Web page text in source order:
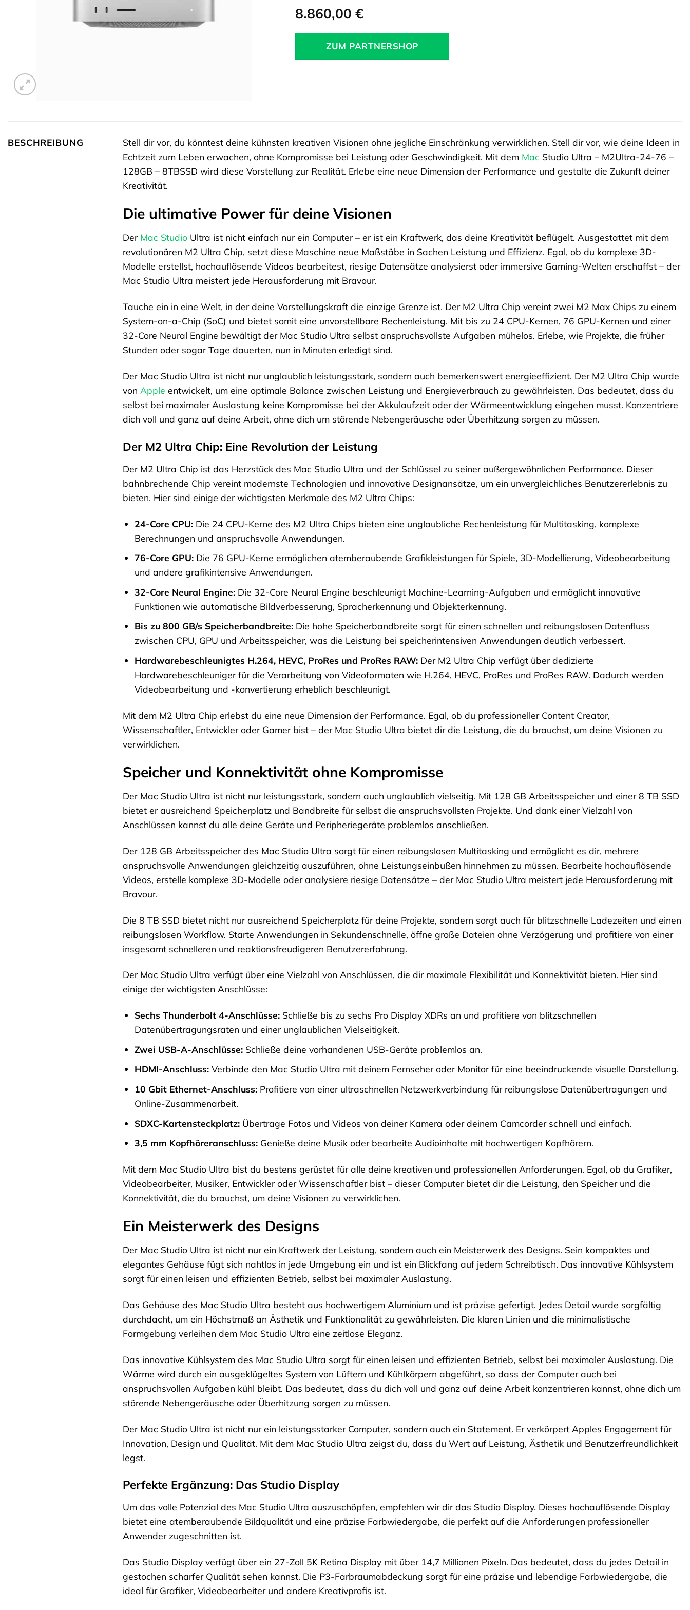
8.860,00 €
ZUM PARTNERSHOP
BESCHREIBUNG
Stell dir vor, du könntest deine kühnsten kreativen Visionen ohne jegliche Einschränkung verwirklichen. Stell dir vor, wie deine Ideen in
Echtzeit zum Leben erwachen, ohne Kompromisse bei Leistung oder Geschwindigkeit. Mit dem Mac Studio Ultra – M2Ultra-24-76 –
128GB – 8TBSSD wird diese Vorstellung zur Realität. Erlebe eine neue Dimension der Performance und gestalte die Zukunft deiner
Kreativität.
Die ultimative Power für deine Visionen
Der Mac Studio Ultra ist nicht einfach nur ein Computer – er ist ein Kraftwerk, das deine Kreativität beflügelt. Ausgestattet mit dem
revolutionären M2 Ultra Chip, setzt diese Maschine neue Maßstäbe in Sachen Leistung und Effizienz. Egal, ob du komplexe 3D-
Modelle erstellst, hochauflösende Videos bearbeitest, riesige Datensätze analysierst oder immersive Gaming-Welten erschaffst – der
Mac Studio Ultra meistert jede Herausforderung mit Bravour.
Tauche ein in eine Welt, in der deine Vorstellungskraft die einzige Grenze ist. Der M2 Ultra Chip vereint zwei M2 Max Chips zu einem
System-on-a-Chip (SoC) und bietet somit eine unvorstellbare Rechenleistung. Mit bis zu 24 CPU-Kernen, 76 GPU-Kernen und einer
32-Core Neural Engine bewältigt der Mac Studio Ultra selbst anspruchsvollste Aufgaben mühelos. Erlebe, wie Projekte, die früher
Stunden oder sogar Tage dauerten, nun in Minuten erledigt sind.
Der Mac Studio Ultra ist nicht nur unglaublich leistungsstark, sondern auch bemerkenswert energieeffizient. Der M2 Ultra Chip wurde
von Apple entwickelt, um eine optimale Balance zwischen Leistung und Energieverbrauch zu gewährleisten. Das bedeutet, dass du
selbst bei maximaler Auslastung keine Kompromisse bei der Akkulaufzeit oder der Wärmeentwicklung eingehen musst. Konzentriere
dich voll und ganz auf deine Arbeit, ohne dich um störende Nebengeräusche oder Überhitzung sorgen zu müssen.
Der M2 Ultra Chip: Eine Revolution der Leistung
Der M2 Ultra Chip ist das Herzstück des Mac Studio Ultra und der Schlüssel zu seiner außergewöhnlichen Performance. Dieser
bahnbrechende Chip vereint modernste Technologien und innovative Designansätze, um ein unvergleichliches Benutzererlebnis zu
bieten. Hier sind einige der wichtigsten Merkmale des M2 Ultra Chips:
24-Core CPU:Die 24 CPU-Kerne des M2 Ultra Chips bieten eine unglaubliche Rechenleistung für Multitasking, komplexe
Berechnungen und anspruchsvolle Anwendungen.
76-Core GPU:Die 76 GPU-Kerne ermöglichen atemberaubende Grafikleistungen für Spiele, 3D-Modellierung, Videobearbeitung
und andere grafikintensive Anwendungen.
32-Core Neural Engine:Die 32-Core Neural Engine beschleunigt Machine-Learning-Aufgaben und ermöglicht innovative
Funktionen wie automatische Bildverbesserung, Spracherkennung und Objekterkennung.
Bis zu 800 GB/s Speicherbandbreite:Die hohe Speicherbandbreite sorgt für einen schnellen und reibungslosen Datenfluss
zwischen CPU, GPU und Arbeitsspeicher, was die Leistung bei speicherintensiven Anwendungen deutlich verbessert.
Hardwarebeschleunigtes H.264, HEVC, ProRes und ProRes RAW:Der M2 Ultra Chip verfügt über dedizierte
Hardwarebeschleuniger für die Verarbeitung von Videoformaten wie H.264, HEVC, ProRes und ProRes RAW. Dadurch werden
Videobearbeitung und -konvertierung erheblich beschleunigt.
Mit dem M2 Ultra Chip erlebst du eine neue Dimension der Performance. Egal, ob du professioneller Content Creator,
Wissenschaftler, Entwickler oder Gamer bist – der Mac Studio Ultra bietet dir die Leistung, die du brauchst, um deine Visionen zu
verwirklichen.
Speicher und Konnektivität ohne Kompromisse
Der Mac Studio Ultra ist nicht nur leistungsstark, sondern auch unglaublich vielseitig. Mit 128 GB Arbeitsspeicher und einer 8 TB SSD
bietet er ausreichend Speicherplatz und Bandbreite für selbst die anspruchsvollsten Projekte. Und dank einer Vielzahl von
Anschlüssen kannst du alle deine Geräte und Peripheriegeräte problemlos anschließen.
Der 128 GB Arbeitsspeicher des Mac Studio Ultra sorgt für einen reibungslosen Multitasking und ermöglicht es dir, mehrere
anspruchsvolle Anwendungen gleichzeitig auszuführen, ohne Leistungseinbußen hinnehmen zu müssen. Bearbeite hochauflösende
Videos, erstelle komplexe 3D-Modelle oder analysiere riesige Datensätze – der Mac Studio Ultra meistert jede Herausforderung mit
Bravour.
Die 8 TB SSD bietet nicht nur ausreichend Speicherplatz für deine Projekte, sondern sorgt auch für blitzschnelle Ladezeiten und einen
reibungslosen Workflow. Starte Anwendungen in Sekundenschnelle, öffne große Dateien ohne Verzögerung und profitiere von einer
insgesamt schnelleren und reaktionsfreudigeren Benutzererfahrung.
Der Mac Studio Ultra verfügt über eine Vielzahl von Anschlüssen, die dir maximale Flexibilität und Konnektivität bieten. Hier sind
einige der wichtigsten Anschlüsse:
Sechs Thunderbolt 4-Anschlüsse:Schließe bis zu sechs Pro Display XDRs an und profitiere von blitzschnellen
Datenübertragungsraten und einer unglaublichen Vielseitigkeit.
Zwei USB-A-Anschlüsse:Schließe deine vorhandenen USB-Geräte problemlos an.
HDMI-Anschluss:Verbinde den Mac Studio Ultra mit deinem Fernseher oder Monitor für eine beeindruckende visuelle Darstellung.
10 Gbit Ethernet-Anschluss:Profitiere von einer ultraschnellen Netzwerkverbindung für reibungslose Datenübertragungen und
Online-Zusammenarbeit.
SDXC-Kartensteckplatz:Übertrage Fotos und Videos von deiner Kamera oder deinem Camcorder schnell und einfach.
3,5 mm Kopfhöreranschluss:Genieße deine Musik oder bearbeite Audioinhalte mit hochwertigen Kopfhörern.
Mit dem Mac Studio Ultra bist du bestens gerüstet für alle deine kreativen und professionellen Anforderungen. Egal, ob du Grafiker,
Videobearbeiter, Musiker, Entwickler oder Wissenschaftler bist – dieser Computer bietet dir die Leistung, den Speicher und die
Konnektivität, die du brauchst, um deine Visionen zu verwirklichen.
Ein Meisterwerk des Designs
Der Mac Studio Ultra ist nicht nur ein Kraftwerk der Leistung, sondern auch ein Meisterwerk des Designs. Sein kompaktes und
elegantes Gehäuse fügt sich nahtlos in jede Umgebung ein und ist ein Blickfang auf jedem Schreibtisch. Das innovative Kühlsystem
sorgt für einen leisen und effizienten Betrieb, selbst bei maximaler Auslastung.
Das Gehäuse des Mac Studio Ultra besteht aus hochwertigem Aluminium und ist präzise gefertigt. Jedes Detail wurde sorgfältig
durchdacht, um ein Höchstmaß an Ästhetik und Funktionalität zu gewährleisten. Die klaren Linien und die minimalistische
Formgebung verleihen dem Mac Studio Ultra eine zeitlose Eleganz.
Das innovative Kühlsystem des Mac Studio Ultra sorgt für einen leisen und effizienten Betrieb, selbst bei maximaler Auslastung. Die
Wärme wird durch ein ausgeklügeltes System von Lüftern und Kühlkörpern abgeführt, so dass der Computer auch bei
anspruchsvollen Aufgaben kühl bleibt. Das bedeutet, dass du dich voll und ganz auf deine Arbeit konzentrieren kannst, ohne dich um
störende Nebengeräusche oder Überhitzung sorgen zu müssen.
Der Mac Studio Ultra ist nicht nur ein leistungsstarker Computer, sondern auch ein Statement. Er verkörpert Apples Engagement für
Innovation, Design und Qualität. Mit dem Mac Studio Ultra zeigst du, dass du Wert auf Leistung, Ästhetik und Benutzerfreundlichkeit
legst.
Perfekte Ergänzung: Das Studio Display
Um das volle Potenzial des Mac Studio Ultra auszuschöpfen, empfehlen wir dir das Studio Display. Dieses hochauflösende Display
bietet eine atemberaubende Bildqualität und eine präzise Farbwiedergabe, die perfekt auf die Anforderungen professioneller
Anwender zugeschnitten ist.
Das Studio Display verfügt über ein 27-Zoll 5K Retina Display mit über 14,7 Millionen Pixeln. Das bedeutet, dass du jedes Detail in
gestochen scharfer Qualität sehen kannst. Die P3-Farbraumabdeckung sorgt für eine präzise und lebendige Farbwiedergabe, die
ideal für Grafiker, Videobearbeiter und andere Kreativprofis ist.